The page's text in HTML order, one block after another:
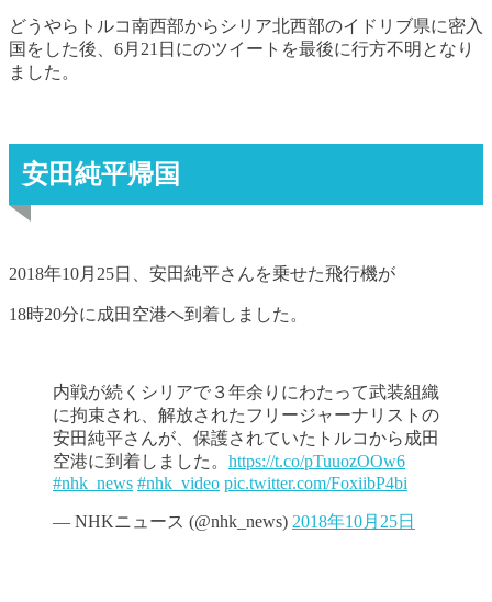
どうやらトルコ南西部からシリア北西部のイドリブ県に密入
国をした後、6月21日にのツイートを最後に行方不明となり
ました。
安田純平帰国
2018年10月25日、安田純平さんを乗せた飛行機が
18時20分に成田空港へ到着しました。
内戦が続くシリアで３年余りにわたって武装組織
に拘束され、解放されたフリージャーナリストの
安田純平さんが、保護されていたトルコから成田
空港に到着しました。 https://t.co/pTuuozOOw6
#nhk_news #nhk_video pic.twitter.com/FoxiibP4bi
— NHKニュース (@nhk_news) 2018年10月25日